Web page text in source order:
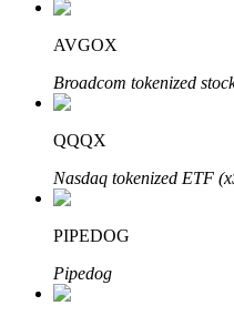
Zdobądź
AVGOX
Broadcom tokenized
QQQX
Nasdaq tokenized ETF
PIPEDOG
Pipedog